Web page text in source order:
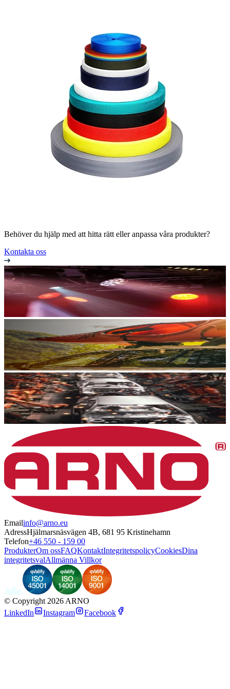
Behöver du hjälp med att hitta rätt eller anpassa våra produkter?
Kontakta oss
Emailinfo@arno.eu
AdressHjälmarsnäsvägen 4B, 681 95 Kristinehamn
Telefon+46 550 - 159 00
ProdukterOm ossFAQKontaktIntegritetspolicyCookiesDina
integritetsvalAllmänna Villkor
© Copyright 2026 ARNO
LinkedIn
Instagram Facebook